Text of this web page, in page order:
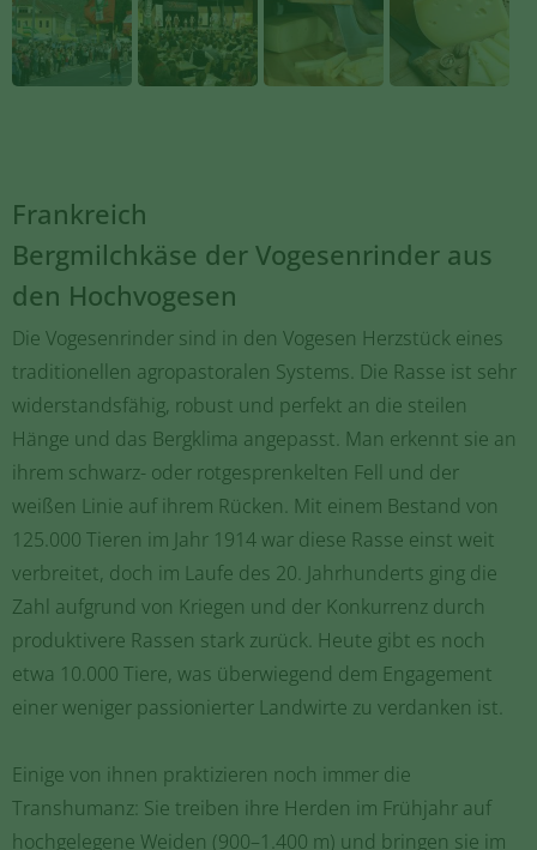
Frankreich
Bergmilchkäse der Vogesenrinder aus
den Hochvogesen
Die Vogesenrinder sind in den Vogesen Herzstück eines
traditionellen agropastoralen Systems. Die Rasse ist sehr
widerstandsfähig, robust und perfekt an die steilen
Hänge und das Bergklima angepasst. Man erkennt sie an
ihrem schwarz- oder rotgesprenkelten Fell und der
weißen Linie auf ihrem Rücken. Mit einem Bestand von
125.000 Tieren im Jahr 1914 war diese Rasse einst weit
verbreitet, doch im Laufe des 20. Jahrhunderts ging die
Zahl aufgrund von Kriegen und der Konkurrenz durch
produktivere Rassen stark zurück. Heute gibt es noch
etwa 10.000 Tiere, was überwiegend dem Engagement
einer weniger passionierter Landwirte zu verdanken ist.
Einige von ihnen praktizieren noch immer die
Transhumanz: Sie treiben ihre Herden im Frühjahr auf
hochgelegene Weiden (900–1.400 m) und bringen sie im